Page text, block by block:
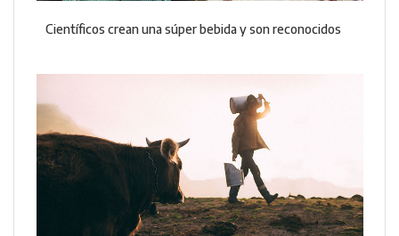
Científicos crean una súper bebida y son reconocidos